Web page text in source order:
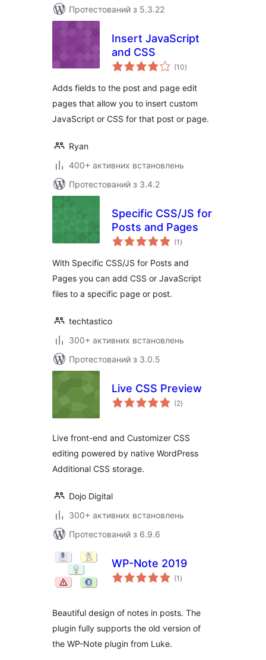
Протестований з 5.3.22
Insert JavaScript
and CSS
(10загальний
рейтинг
)
Adds fields to the post and page edit
pages that allow you to insert custom
JavaScript or CSS for that post or page.
Ryan
400+ активних встановлень
Протестований з 3.4.2
Specific CSS/JS for
Posts and Pages
(1 загальний
рейтинг
)
With Specific CSS/JS for Posts and
Pages you can add CSS or JavaScript
files to a specific page or post.
techtastico
300+ активних встановлень
Протестований з 3.0.5
Live CSS Preview
(2загальний
рейтинг
)
Live front-end and Customizer CSS
editing powered by native WordPress
Additional CSS storage.
Dojo Digital
300+ активних встановлень
Протестований з 6.9.6
WP-Note 2019
(1 загальний
рейтинг
)
Beautiful design of notes in posts. The
plugin fully supports the old version of
the WP-Note plugin from Luke.